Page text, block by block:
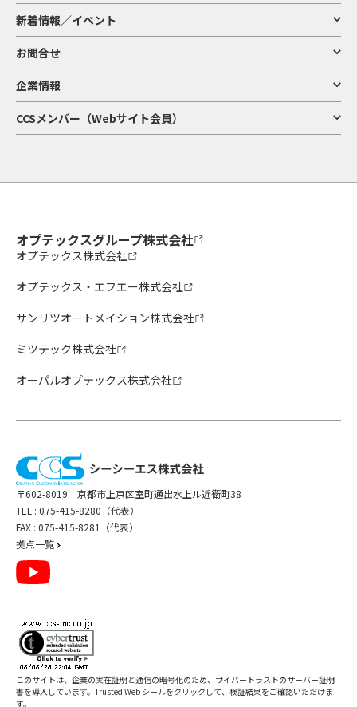
新着情報／イベント
お問合せ
企業情報
CCSメンバー（Webサイト会員）
オプテックスグループ株式会社
オプテックス株式会社
オプテックス・エフエー株式会社
サンリツオートメイション株式会社
ミツテック株式会社
オーパルオプテックス株式会社
〒602-8019 京都市上京区室町通出水上ル近衛町38
TEL : 075-415-8280（代表）
FAX : 075-415-8281（代表）
拠点一覧
このサイトは、企業の実在証明と通信の暗号化のため、サイバートラストのサーバー証明
書を導入しています。Trusted Web シールをクリックして、検証結果をご確認いただけま
す。